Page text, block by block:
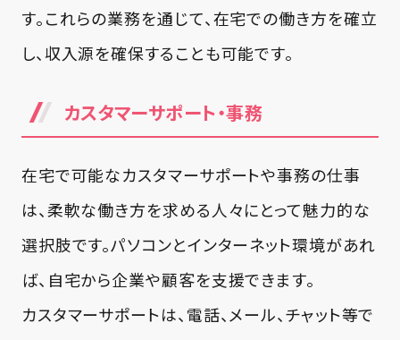
す。これらの業務を通じて、在宅での働き方を確立
し、収入源を確保することも可能です。
カスタマーサポート・事務
在宅で可能なカスタマーサポートや事務の仕事
は、柔軟な働き方を求める人々にとって魅力的な
選択肢です。パソコンとインターネット環境があれ
ば、自宅から企業や顧客を支援できます。
カスタマーサポートは、電話、メール、チャット等で